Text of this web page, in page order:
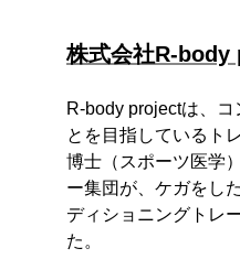
株式会社R-
R-body projectは、
とを目指しているト
博士（スポーツ医学
ー集団が、ケガをし
ディショニングトレ
た。